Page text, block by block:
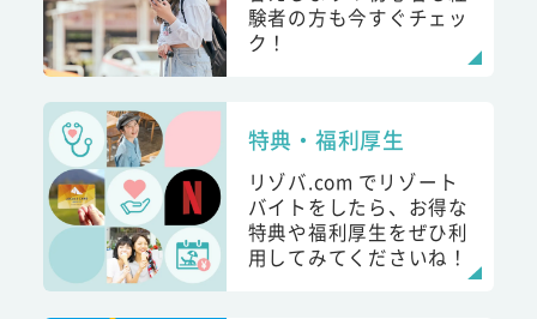
験者の方も今すぐチェッ
ク！
特典・福利厚生
リゾバ.com でリゾート
バイトをしたら、お得な
特典や福利厚生をぜひ利
用してみてくださいね！